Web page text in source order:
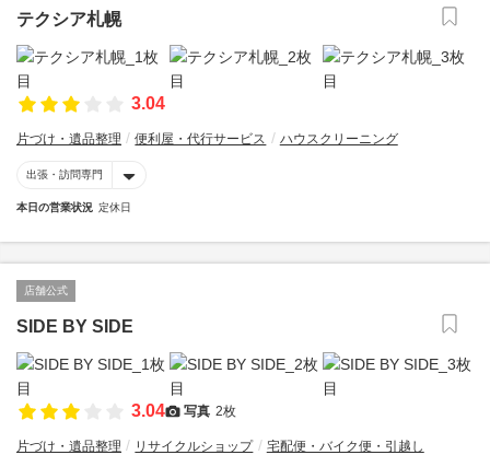
テクシア札幌
3.04
片づけ・遺品整理 便利屋・代行サービス ハウスクリーニング
出張・訪問専門
本日の営業状況 定休日
店舗公式
SIDE BY SIDE
3.04 写真 2枚
片づけ・遺品整理 リサイクルショップ 宅配便・バイク便・引越し